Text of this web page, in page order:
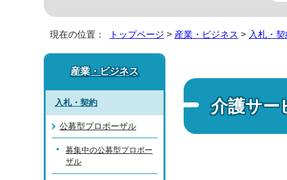
現在の位置： トップページ > 産業・ビジネス > 入札・契
介護サー
産業・ビジネス
入札・契約
公募型プロポーザル
募集中の公募型プロポー
ザル